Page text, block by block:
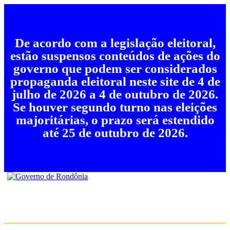
De acordo com a legislação eleitoral,
estão suspensos conteúdos de ações do
governo que podem ser considerados
propaganda eleitoral neste site de 4 de
julho de 2026 a 4 de outubro de 2026.
Se houver segundo turno nas eleições
majoritárias, o prazo será estendido
até 25 de outubro de 2026.